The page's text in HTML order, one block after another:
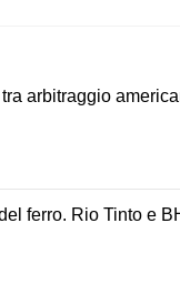
arbitraggio
ferro. Rio Tinto e